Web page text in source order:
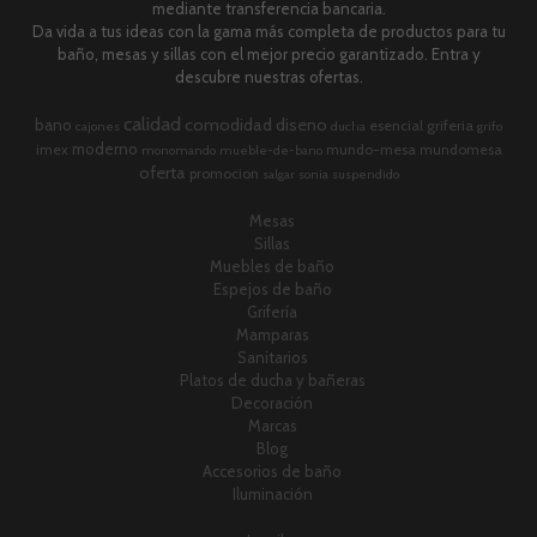
mediante transferencia bancaria.
Da vida a tus ideas con la gama más completa de productos para tu
baño, mesas y sillas con el mejor precio garantizado. Entra y
descubre nuestras ofertas.
bano cajones calidad comodidad diseno ducha esencial griferia grifo
imex moderno monomando mueble-de-bano mundo-mesa mundomesa
oferta promocion salgar sonia suspendido
Mesas
Sillas
Muebles de baño
Espejos de baño
Grifería
Mamparas
Sanitarios
Platos de ducha y bañeras
Decoración
Marcas
Blog
Accesorios de baño
Iluminación